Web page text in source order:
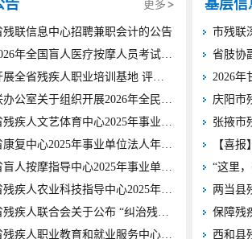
告 更多
残联信息中心招聘兼职会计的公告
关于2026年全国盲人医疗按摩人员考试甘肃考区报名人员资格复审结果的公示
关于开展全省残疾人职业培训基地 评估及申报工作的通知
省残联办公室关于组织开展2026年全民国家安全教育日普法宣传活动的通知
甘肃省残疾人文艺体育中心2025年事业单位法人年度报告书
甘肃省康复中心2025年事业单位法人年度报告书
甘肃省盲人按摩指导中心2025年事业单位法人年度报告书
甘肃省残疾人农业科技指导中心2025年事业单位法人年度报告书
甘肃省残疾人联合会关于公布 “纠治残疾人残疾等级评定不精准问题” 线索举报渠道的公告
甘肃省残疾人职业教育和就业服务中心2025年度事业单位法人年度报告书
基层信
西和县